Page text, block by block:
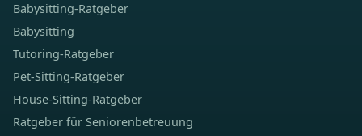
Babysitting-Ratgeber
Babysitting
Tutoring-Ratgeber
Pet-Sitting-Ratgeber
House-Sitting-Ratgeber
Ratgeber für Seniorenbetreuung